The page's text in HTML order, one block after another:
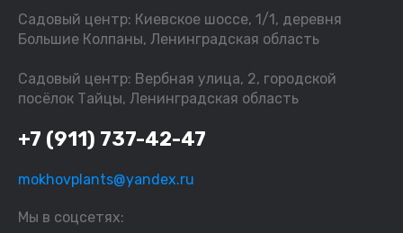
Садовый центр: Киевское шоссе, 1/1, деревня
Большие Колпаны, Ленинградская область
Садовый центр: Вербная улица, 2, городской
посёлок Тайцы, Ленинградская область
+7 (911) 737-42-47
mokhovplants@yandex.ru
Мы в соцсетях: